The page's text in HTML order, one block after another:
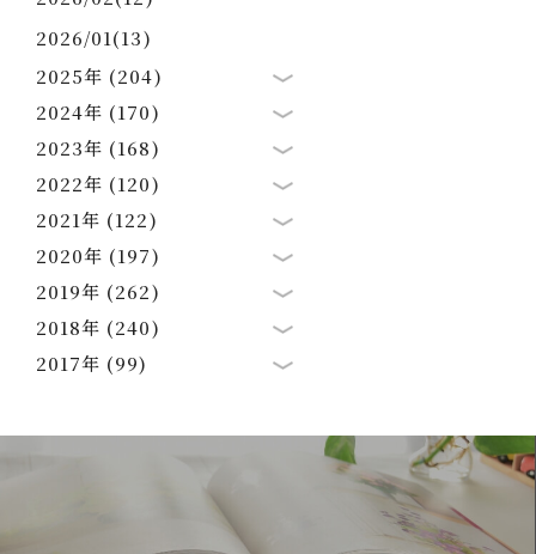
2026/01(13)
2025年 (204)
2024年 (170)
2023年 (168)
2022年 (120)
2021年 (122)
2020年 (197)
2019年 (262)
2018年 (240)
2017年 (99)